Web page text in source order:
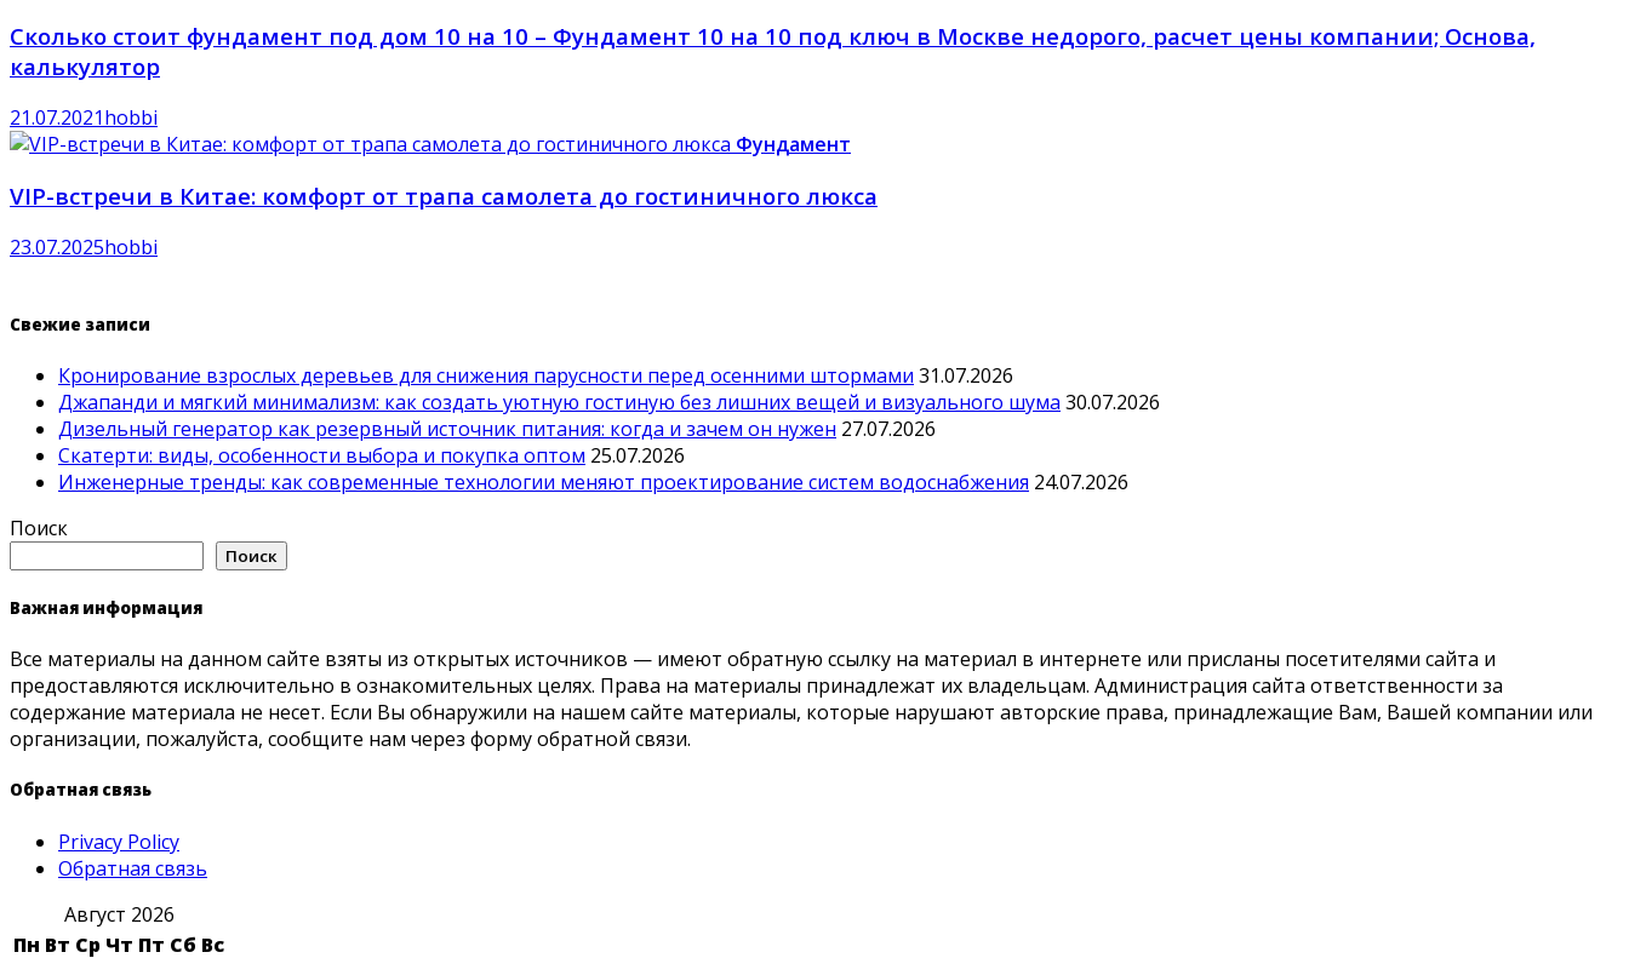
Сколько стоит фундамент под дом 10 на 10 – Фундамент 10 на 10 под ключ в Москве недорого, расчет цены компании; Основа,
калькулятор
21.07.2021hobbi
Фундамент
VIP-встречи в Китае: комфорт от трапа самолета до гостиничного люкса
23.07.2025hobbi
Свежие записи
Кронирование взрослых деревьев для снижения парусности перед осенними штормами 31.07.2026
Джапанди и мягкий минимализм: как создать уютную гостиную без лишних вещей и визуального шума 30.07.2026
Дизельный генератор как резервный источник питания: когда и зачем он нужен 27.07.2026
Скатерти: виды, особенности выбора и покупка оптом 25.07.2026
Инженерные тренды: как современные технологии меняют проектирование систем водоснабжения 24.07.2026
Поиск
Поиск
Важная информация
Все материалы на данном сайте взяты из открытых источников — имеют обратную ссылку на материал в интернете или присланы посетителями сайта и
предоставляются исключительно в ознакомительных целях. Права на материалы принадлежат их владельцам. Администрация сайта ответственности за
содержание материала не несет. Если Вы обнаружили на нашем сайте материалы, которые нарушают авторские права, принадлежащие Вам, Вашей компании или
организации, пожалуйста, сообщите нам через форму обратной связи.
Обратная связь
Privacy Policy
Обратная связь
Август 2026
Пн Вт Ср Чт Пт Сб Вс